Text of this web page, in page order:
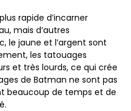
rapide d’incarner
mais d’autres
le jaune et l’argent sont
les tatouages
et très lourds, ce qui crée
​​de Batman ne sont pas
beaucoup de temps et de